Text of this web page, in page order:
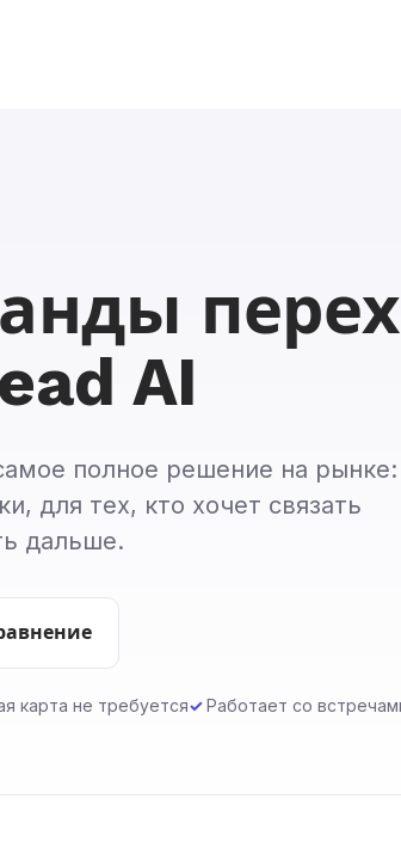
AI
полное решение на рынке:
для тех, кто хочет связать
дальше.
карта не требуется Работает со